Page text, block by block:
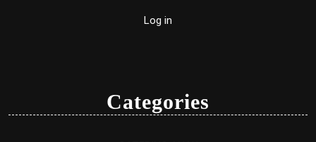
Log in
Categories